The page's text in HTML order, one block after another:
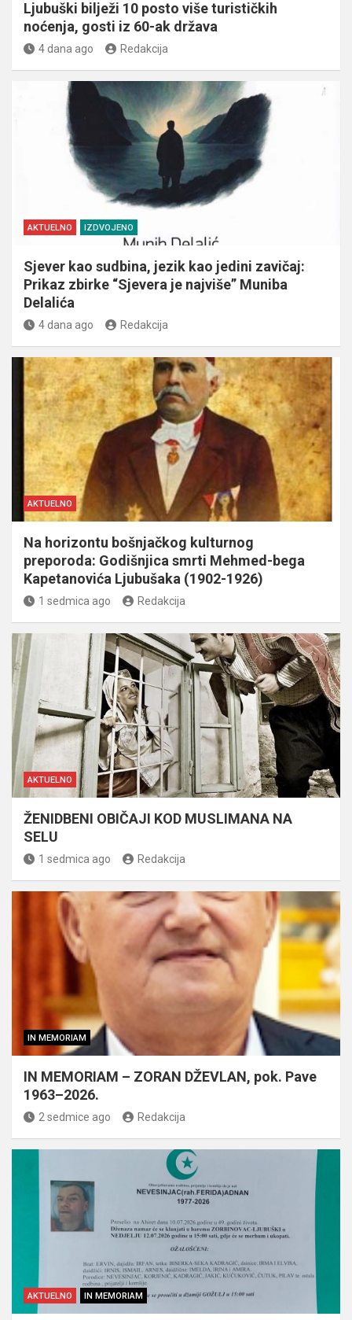
Ljubuški bilježi 10 posto više turističkih
noćenja, gosti iz 60-ak država
4 dana ago Redakcija
AKTUELNO IZDVOJENO
Sjever kao sudbina, jezik kao jedini zavičaj:
Prikaz zbirke “Sjevera je najviše” Muniba
Delalića
4 dana ago Redakcija
AKTUELNO
Na horizontu bošnjačkog kulturnog
preporoda: Godišnjica smrti Mehmed-bega
Kapetanovića Ljubušaka (1902-1926)
1 sedmica ago Redakcija
AKTUELNO
ŽENIDBENI OBIČAJI KOD MUSLIMANA NA
SELU
1 sedmica ago Redakcija
IN MEMORIAM
IN MEMORIAM – ZORAN DŽEVLAN, pok. Pave
1963–2026.
2 sedmice ago Redakcija
AKTUELNO IN MEMORIAM